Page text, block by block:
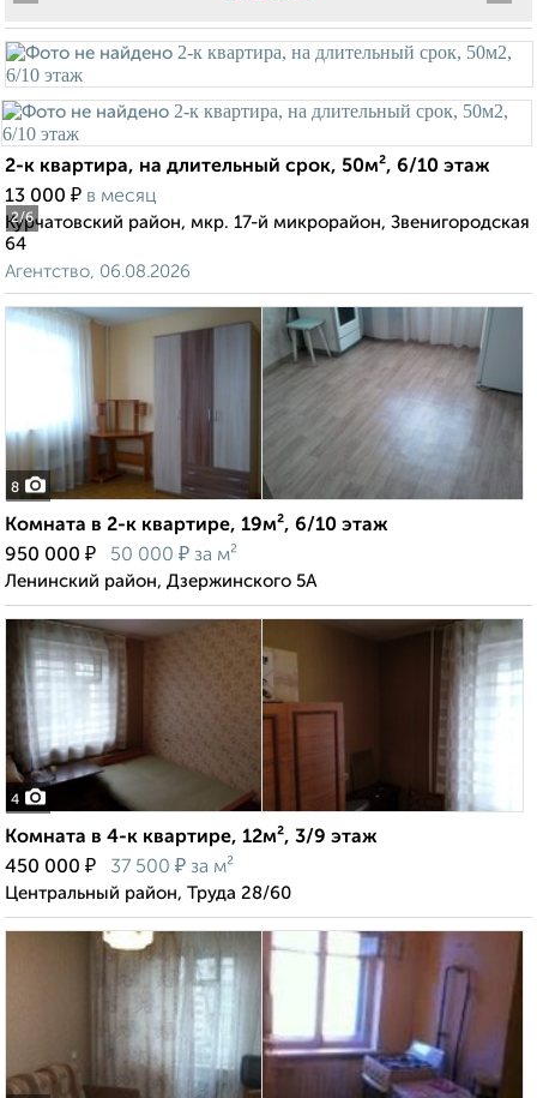
2/6
2-к квартира, на длительный срок, 50м², 6/10 этаж
13 000 ₽ в месяц
Курчатовский район, мкр. 17-й микрорайон, Звенигородская
64
Агентство, 06.08.2026
8
Комната в 2-к квартире, 19м², 6/10 этаж
950 000 ₽ 50 000 ₽ за м²
Ленинский район, Дзержинского 5А
4
Комната в 4-к квартире, 12м², 3/9 этаж
450 000 ₽ 37 500 ₽ за м²
Центральный район, Труда 28/60